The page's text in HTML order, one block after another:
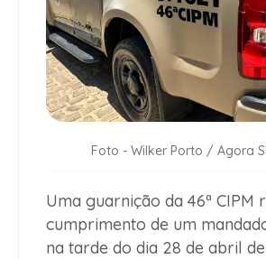
Foto - Wilker Porto / Agora
Uma guarnição da 46ª CIPM
cumprimento de um
na tarde do dia 28 de abril